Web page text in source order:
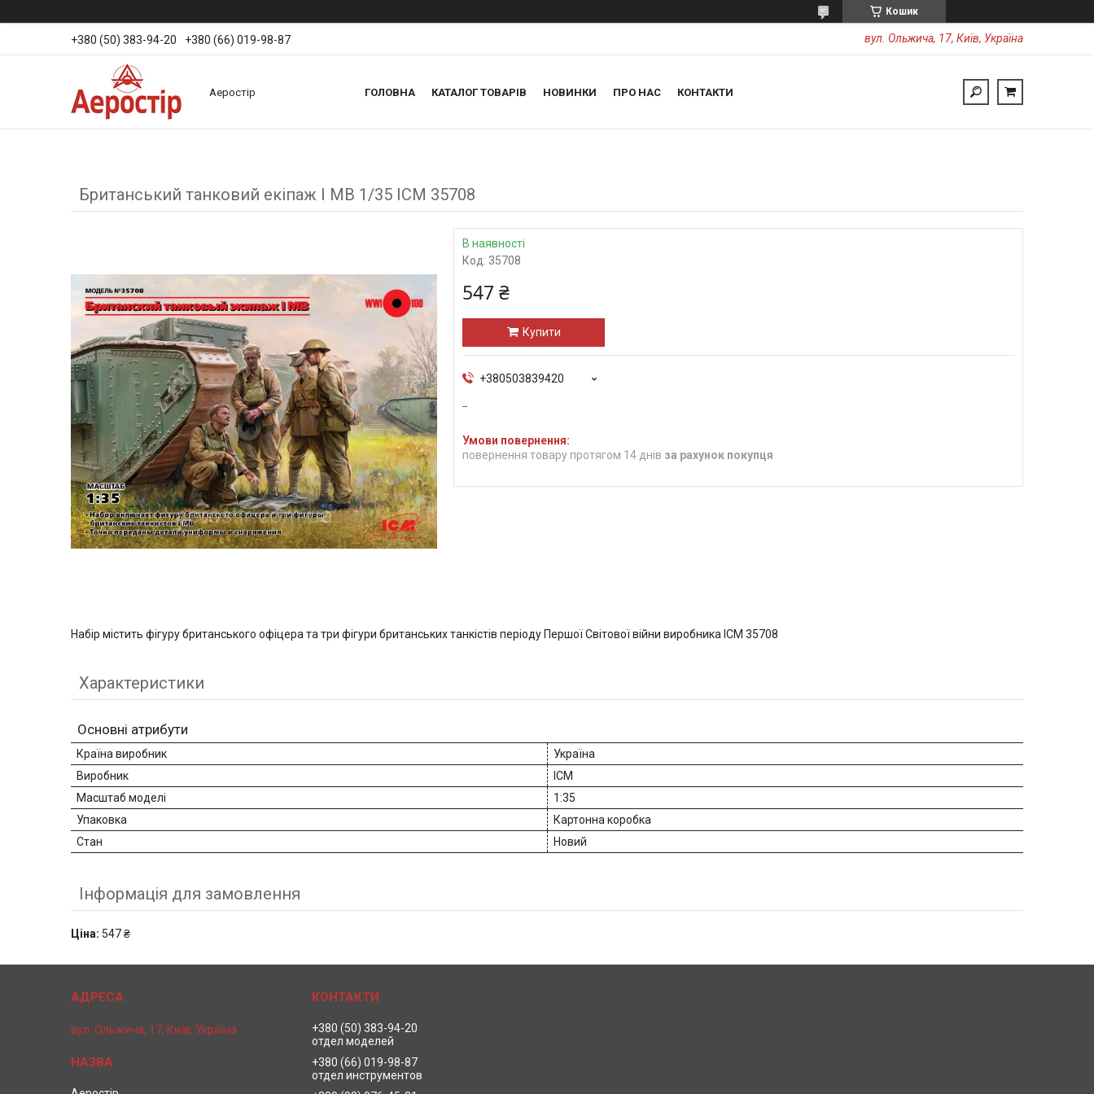
Кошик
+380 (50) 383-94-20 +380 (66) 019-98-87 вул. Ольжича, 17, Київ, Україна
Аеростір ГОЛОВНА КАТАЛОГ ТОВАРІВ НОВИНКИ ПРО НАС КОНТАКТИ
Британський танковий екіпаж І МВ 1/35 ICM 35708
В наявності
Код: 35708
547 ₴
Купити
+380503839420
повернення товару протягом 14 днів за рахунок покупця
Набір містить фігуру британського офіцера та три фігури британських танкістів періоду Першої Світової війни виробника ICM 35708
Характеристики
Основні атрибути
Країна виробник
Україна
Виробник
ICM
Масштаб моделі
1:35
Упаковка
Картонна коробка
Стан
Новий
Інформація для замовлення
Ціна: 547 ₴
вул. Ольжича, 17, Київ, Україна
+380 (50) 383-94-20
отдел моделей
+380 (66) 019-98-87
отдел инструментов